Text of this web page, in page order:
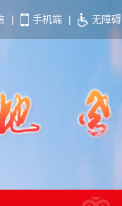
| 手机端 | 无障碍